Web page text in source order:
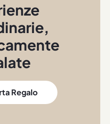
,
Regalo